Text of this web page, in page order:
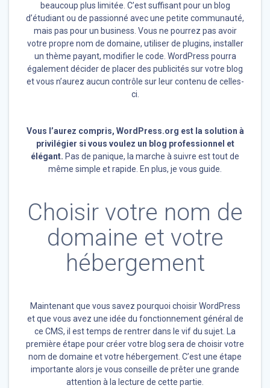
beaucoup plus limitée. C’est suffisant pour un blog
d’étudiant ou de passionné avec une petite communauté,
mais pas pour un business. Vous ne pourrez pas avoir
votre propre nom de domaine, utiliser de plugins, installer
un thème payant, modifier le code. WordPress pourra
également décider de placer des publicités sur votre blog
et vous n’aurez aucun contrôle sur leur contenu de celles-
ci.
Vous l’aurez compris, WordPress.org est la solution à
privilégier si vous voulez un blog professionnel et
élégant. Pas de panique, la marche à suivre est tout de
même simple et rapide. En plus, je vous guide.
Choisir votre nom de
domaine et votre
hébergement
Maintenant que vous savez pourquoi choisir WordPress
et que vous avez une idée du fonctionnement général de
ce CMS, il est temps de rentrer dans le vif du sujet. La
première étape pour créer votre blog sera de choisir votre
nom de domaine et votre hébergement. C’est une étape
importante alors je vous conseille de prêter une grande
attention à la lecture de cette partie.